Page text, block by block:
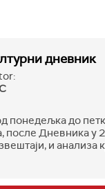
дневник
понедељка до
после Дневника у
и анализа